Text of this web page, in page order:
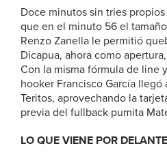
Doce minutos sin tries
que en el minuto 56 el
Renzo Zanella le permitió
Dicapua, ahora como
Con la misma fórmula de line
hooker Francisco García
Teritos, aprovechando la
previa del fullback pumita
LO QUE VIENE POR DELANTE